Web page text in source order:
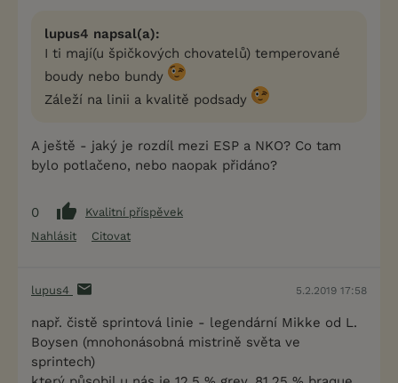
lupus4 napsal(a):
I ti mají(u špičkových chovatelů) temperované
boudy nebo bundy
Záleží na linii a kvalitě podsady
A ještě - jaký je rozdíl mezi ESP a NKO? Co tam
bylo potlačeno, nebo naopak přidáno?
0
Kvalitní příspěvek
Nahlásit
Citovat
lupus4 5.2.2019 17:58
např. čistě sprintová linie - legendární Mikke od L.
Boysen (mnohonásobná mistrině světa ve
sprintech)